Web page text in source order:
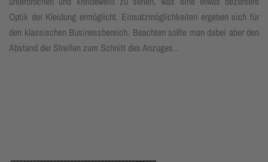
Optik der Kleidung ermöglicht. Einsatzmöglichkeiten ergeben sich für
den klassischen Businessbereich. Beachten sollte man dabei aber den
Abstand der Streifen zum Schnitt des Anzuges..